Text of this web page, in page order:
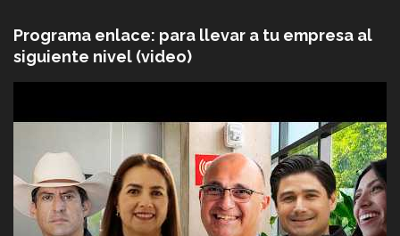
Programa enlace: para llevar a tu empresa al
siguiente nivel (video)